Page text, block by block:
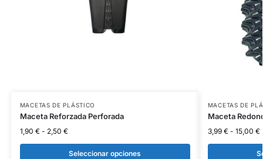
MACETAS DE PLÁSTICO
Maceta Reforzada Perforada
1,90 € - 2,50 €
Seleccionar opciones
MACETAS DE
Maceta
3,99 € - 15,00 €